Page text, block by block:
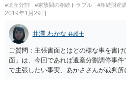
#遺産分割 #家族間の相続トラブル #相続財産
2019年1月29日
井澤 わかな 弁護士
ご質問：主張書面とはどの様な事を書
面」は、今回であれば遺産分割調停事
で主張したい事実、あかささんが裁判